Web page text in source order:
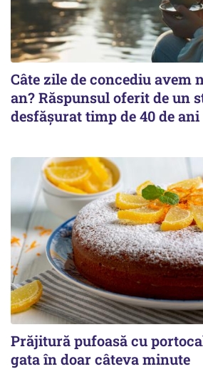
Câte zile de concediu avem
an? Răspunsul oferit de un
desfășurat timp de 40 de ani
Prăjitură pufoasă cu
gata în doar câteva minute